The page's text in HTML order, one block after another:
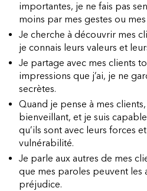
importantes, je ne fais pas
moins par mes gestes ou
Je cherche à découvrir mes
je connais leurs valeurs et
Je partage avec mes clients
impressions que j’ai, je ne
secrètes.
Quand je pense à mes
bienveillant, et je suis
qu’ils sont avec leurs forces
vulnérabilité.
Je parle aux autres de mes
que mes paroles peuvent
préjudice.